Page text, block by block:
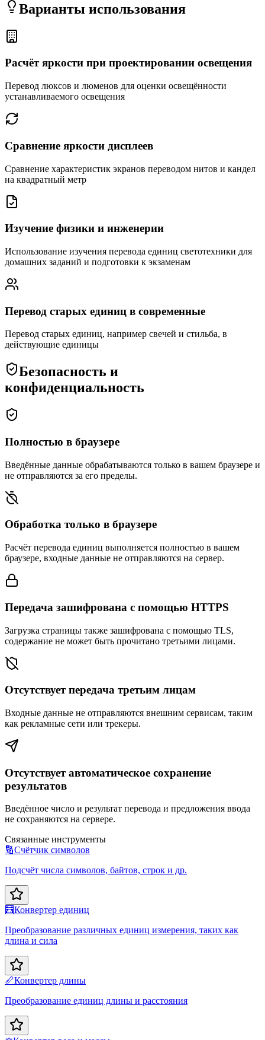
Варианты использования
Расчёт яркости при проектировании освещения
Перевод люксов и люменов для оценки освещённости
устанавливаемого освещения
Сравнение яркости дисплеев
Сравнение характеристик экранов переводом нитов и кандел
на квадратный метр
Изучение физики и инженерии
Использование изучения перевода единиц светотехники для
домашних заданий и подготовки к экзаменам
Перевод старых единиц в современные
Перевод старых единиц, например свечей и стильба, в
действующие единицы
Безопасность и
конфиденциальность
Полностью в браузере
Введённые данные обрабатываются только в вашем браузере и
не отправляются за его пределы.
Обработка только в браузере
Расчёт перевода единиц выполняется полностью в вашем
браузере, входные данные не отправляются на сервер.
Передача зашифрована с помощью HTTPS
Загрузка страницы также зашифрована с помощью TLS,
содержание не может быть прочитано третьими лицами.
Отсутствует передача третьим лицам
Входные данные не отправляются внешним сервисам, таким
как рекламные сети или трекеры.
Отсутствует автоматическое сохранение
результатов
Введённое число и результат перевода и предложения ввода
не сохраняются на сервере.
Связанные инструменты
🔢Счётчик символов
Подсчёт числа символов, байтов, строк и др.
🧮Конвертер единиц
Преобразование различных единиц измерения, таких как
длина и сила
📏Конвертер длины
Преобразование единиц длины и расстояния